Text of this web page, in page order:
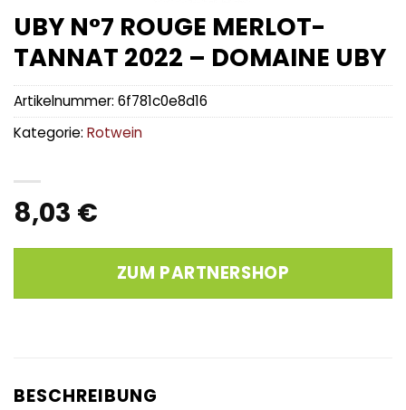
UBY N°7 ROUGE MERLOT-
TANNAT 2022 – DOMAINE UBY
8,03 €
ZUM PARTNERSHOP
Artikelnummer: 6f781c0e8d16
Kategorie: Rotwein
BESCHREIBUNG